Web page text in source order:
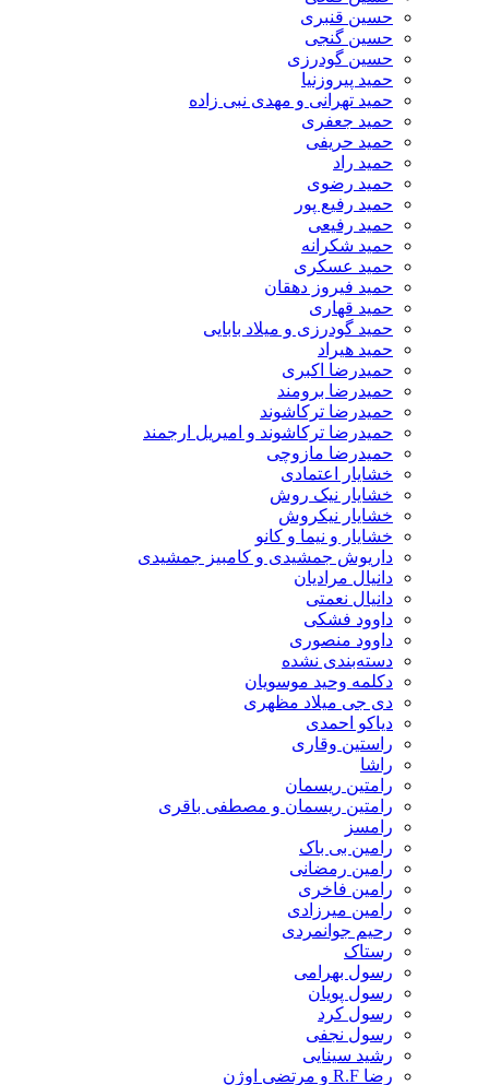
حسین قنبری
حسین گنجی
حسین گودرزی
حمید پیروزنیا
حمید تهرانی و مهدی نبی زاده
حمید جعفری
حمید حریفی
حمید راد
حمید رضوی
حمید رفیع پور
حمید رفیعی
حمید شکرانه
حمید عسکری
حمید فیروز دهقان
حمید قهاری
حمید گودرزی و میلاد بابایی
حمید هیراد
حمیدرضا اکبری
حمیدرضا برومند
حمیدرضا ترکاشوند
حمیدرضا ترکاشوند و امیریل ارجمند
حمیدرضا مازوچی
خشایار اعتمادی
خشایار نیک روش
خشایار نیکروش
خشایار و نیما و کانو
داریوش جمشیدی و کامبیز جمشیدی
دانیال مرادیان
دانیال نعمتی
داوود فشکی
داوود منصوری
دسته‌بندی نشده
دکلمه وحید موسویان
دی جی میلاد مظهری
دیاکو احمدی
راستین وقاری
رامتین ریسمان
رامتین ریسمان و مصطفی باقری
رامسز
رامین بی باک
رامین رمضانی
رامین فاخری
رامین میرزادی
رحیم جوانمردی
رستاک
رسول بهرامی
رسول پویان
رسول کرد
رسول نجفی
رشید سینایی